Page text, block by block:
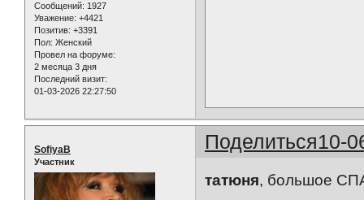
Сообщений: 1927
Уважение: +4421
Позитив: +3391
Пол: Женский
Провел на форуме:
2 месяца 3 дня
Последний визит:
01-03-2026 22:27:50
Поделиться10-
SofiyaB
Участник
татюня, большое